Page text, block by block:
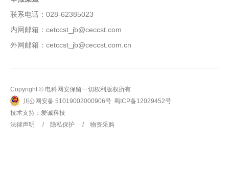
联系电话：028-62385023
内网邮箱：cetccst_jb@ceccst.com
外网邮箱：cetccst_jb@ceccst.com.cn
Copyright © 电科网安保留一切权利版权所有
川公网安备 51019002000906号 蜀ICP备12029452号
技术支持： 爱诚科技
法律声明
隐私保护 物资采购